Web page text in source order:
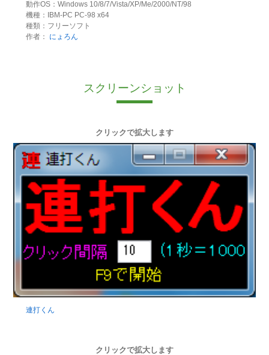
動作OS：Windows 10/8/7/Vista/XP/Me/2000/NT/98
機種：IBM-PC PC-98 x64
種類：フリーソフト
作者：
にょろん
スクリーンショット
クリックで拡大します
連打くん
クリックで拡大します